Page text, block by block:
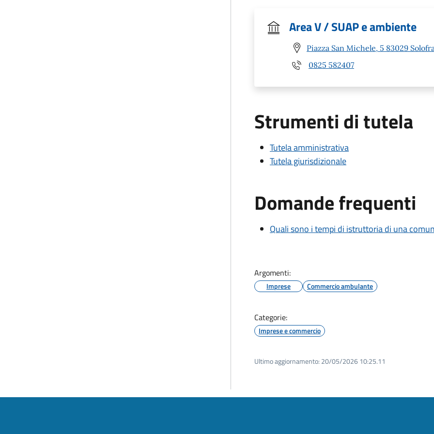
Area V / SUAP e ambiente
Piazza San Michele, 5 83029
0825 582407
Strumenti di tutela
Tutela amministrativa
Tutela giurisdizionale
Domande frequenti
Quali sono i tempi di istruttoria di una
Argomenti:
Imprese Commercio ambulante
Categorie:
Imprese e commercio
Ultimo aggiornamento: 20/05/2026 10:25.11